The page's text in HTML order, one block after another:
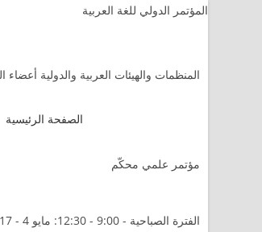
المؤتمر الدولي للغة العربية
المنظمات والهيئات العربية والدولية
الصفحة الرئيسية
مؤتمر علمي محكّم
الفترة الصباحية - 9:00 - 12:30: مايو 4 - 2017 الموافق شعبان 8 - 1438 هـ